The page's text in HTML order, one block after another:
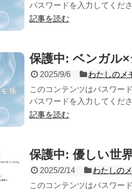
パスワードを入力してくだ
記事を読む
保護中: ベンガル×
2025/9/6
わたしのメ
このコンテンツはパスワー
パスワードを入力してくだ
記事を読む
保護中: 優しい世
2025/2/14
わたしの
このコンテンツはパスワー